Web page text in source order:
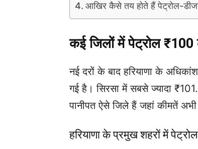
आखिर कैसे तय होते हैं पेट्रोल-
कई जिलों में पेट्रोल ₹100
नई दरों के बाद हरियाणा के
गई है। सिरसा में सबसे ज्यादा
पानीपत ऐसे जिले हैं जहां कीमतें
हरियाणा के प्रमुख शहरों में